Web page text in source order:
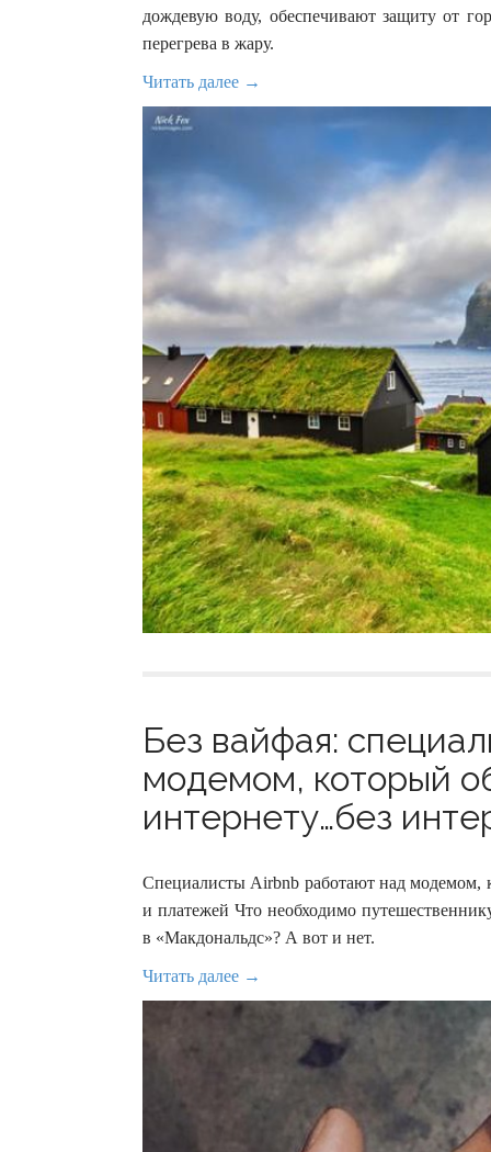
дождевую воду, обеспечивают защиту от
перегрева в жару.
Читать далее →
Без вайфая:
модемом, который
интернету…без
Специалисты Airbnb работают над модемом,
и платежей Что необходимо
в «Макдональдс»? А вот и нет.
Читать далее →